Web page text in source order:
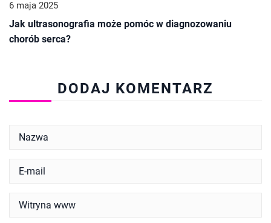
6 maja 2025
Jak ultrasonografia może pomóc w diagnozowaniu
chorób serca?
DODAJ KOMENTARZ